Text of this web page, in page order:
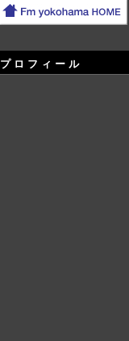
プロフィール